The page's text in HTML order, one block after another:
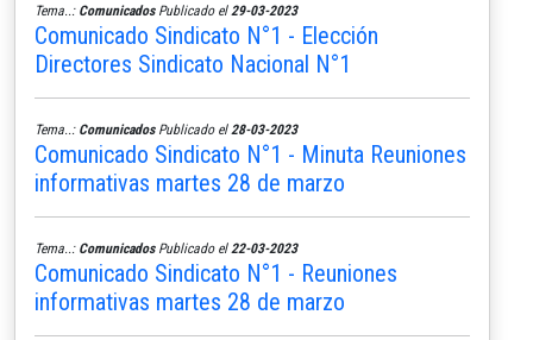
Tema..: ComunicadosPublicado el 29-03-2023
Comunicado Sindicato N°1 - Elección
Directores Sindicato Nacional N°1
Tema..: ComunicadosPublicado el 28-03-2023
Comunicado Sindicato N°1 - Minuta Reuniones
informativas martes 28 de marzo
Tema..: ComunicadosPublicado el 22-03-2023
Comunicado Sindicato N°1 - Reuniones
informativas martes 28 de marzo